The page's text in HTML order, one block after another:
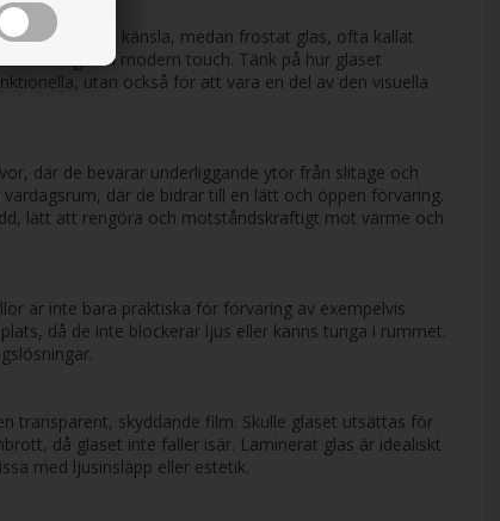
vidsträckt känsla, medan frostat glas, ofta kallat
och ge en modern touch. Tänk på hur glaset
utan också för att vara en del av den visuella
där de bevarar underliggande ytor från slitage och
där de bidrar till en lätt och öppen förvaring.
lätt att rengöra och motståndskraftigt mot värme och
är inte bara praktiska för förvaring av exempelvis
då de inte blockerar ljus eller känns tunga i rummet.
transparent, skyddande film. Skulle glaset utsättas för
då glaset inte faller isär. Laminerat glas är idealiskt
med ljusinsläpp eller estetik.